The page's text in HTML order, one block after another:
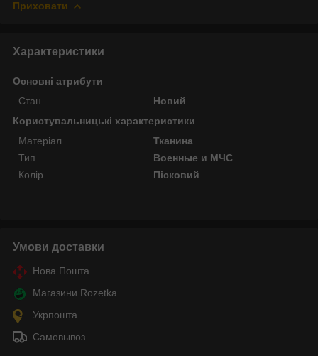
Приховати
Характеристики
Основні атрибути
Стан
Новий
Користувальницькі характеристики
Матеріал
Тканина
Тип
Военные и МЧС
Колір
Пісковий
Умови доставки
Нова Пошта
Магазини Rozetka
Укрпошта
Самовывоз